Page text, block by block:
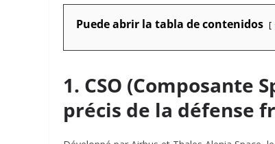
Puede abrir la tabla de contenidos
1. CSO (Composante
précis de la défense